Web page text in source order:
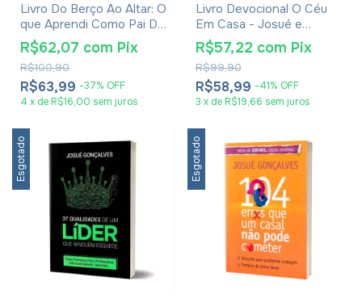
Livro Do Berço Ao Altar: O
que Aprendi Como Pai De
Três Filhos! - Josué
Gonçalves
R$63,99 -37% OFF
R$100,90
R$62,07 com Pix
4 x de R$16,00 sem juros
Livro Devocional O Céu
Em Casa - Josué e
Rousemary Gonçalves
R$58,99 -41% OFF
R$99,90
R$57,22 com Pix
3 x de R$19,66 sem juros
Esgotado Esgotado